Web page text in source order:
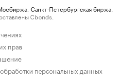
Санкт-Петербургская биржа
Cbonds.
прав
персональных данных